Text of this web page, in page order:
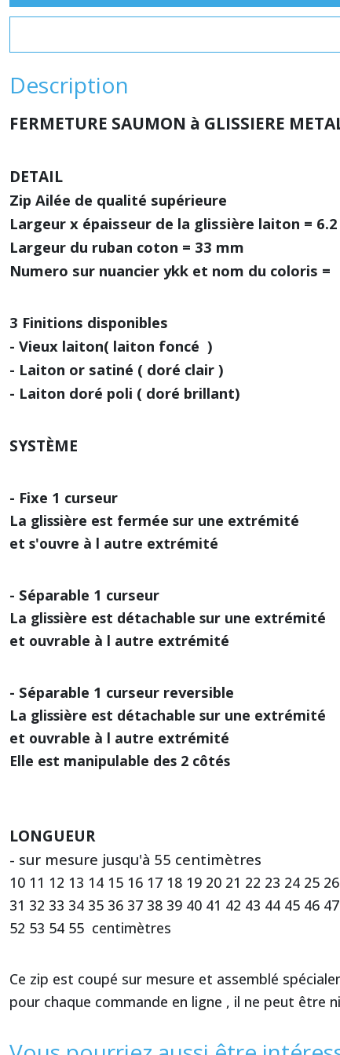
Description
FERMETURE SAUMON à GLISSIERE
DETAIL
Zip Ailée de qualité supérieure
Largeur x épaisseur de la glissière laiton =
Largeur du ruban coton = 33 mm
Numero sur nuancier ykk et nom du coloris =
3 Finitions disponibles
- Vieux laiton( laiton foncé )
- Laiton or satiné ( doré clair )
- Laiton doré poli ( doré brillant)
SYSTÈME
- Fixe 1 curseur
La glissière est fermée sur une extrémité
et s'ouvre à l autre extrémité
- Séparable 1 curseur
La glissière est détachable sur une extrémité
et ouvrable à l autre extrémité
- Séparable 1 curseur reversible
La glissière est détachable sur une extrémité
et ouvrable à l autre extrémité
Elle est manipulable des 2 côtés
LONGUEUR
- sur mesure jusqu'à 55 centimètres
10 11 12 13 14 15 16 17 18 19 20 21 22 23 24 25
31 32 33 34 35 36 37 38 39 40 41 42 43 44 45 46
52 53 54 55 centimètres
Ce zip est coupé sur mesure et assemblé
pour chaque commande en ligne , il ne peut être